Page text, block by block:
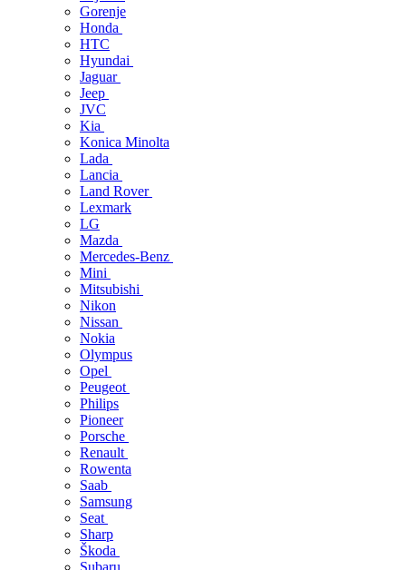
Gorenje
Honda
HTC
Hyundai
Jaguar
Jeep
JVC
Kia
Konica Minolta
Lada
Lancia
Land Rover
Lexmark
LG
Mazda
Mercedes-Benz
Mini
Mitsubishi
Nikon
Nissan
Nokia
Olympus
Opel
Peugeot
Philips
Pioneer
Porsche
Renault
Rowenta
Saab
Samsung
Seat
Sharp
Škoda